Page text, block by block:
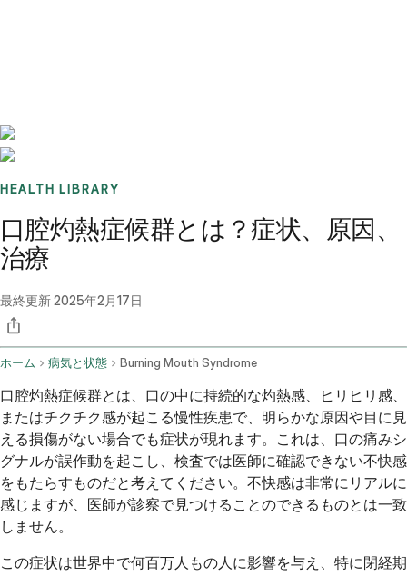
HEALTH LIBRARY
口腔灼熱症候群とは？症状、原因、
治療
最終更新2025年2月17日
ホーム 病気と状態 Burning Mouth Syndrome
口腔灼熱症候群とは、口の中に持続的な灼熱感、ヒリヒリ感、
またはチクチク感が起こる慢性疾患で、明らかな原因や目に見
える損傷がない場合でも症状が現れます。これは、口の痛みシ
グナルが誤作動を起こし、検査では医師に確認できない不快感
をもたらすものだと考えてください。不快感は非常にリアルに
感じますが、医師が診察で見つけることのできるものとは一致
しません。
この症状は世界中で何百万人もの人に影響を与え、特に閉経期